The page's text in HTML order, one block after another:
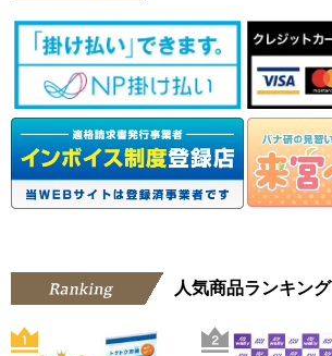
人気商品ランキング